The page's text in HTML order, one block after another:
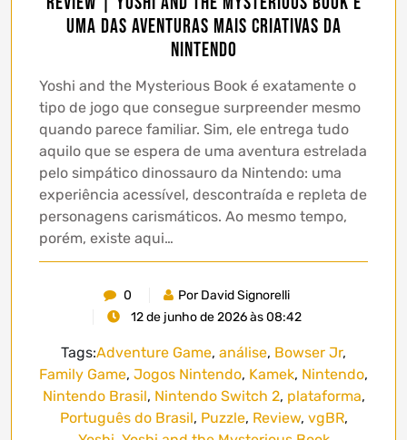
uma das aventuras mais criativas da
Nintendo
Yoshi and the Mysterious Book é exatamente o
tipo de jogo que consegue surpreender mesmo
quando parece familiar. Sim, ele entrega tudo
aquilo que se espera de uma aventura estrelada
pelo simpático dinossauro da Nintendo: uma
experiência acessível, descontraída e repleta de
personagens carismáticos. Ao mesmo tempo,
porém, existe aqui…
0
Por David Signorelli
12 de junho de 2026 às 08:42
Tags:Adventure Game, análise, Bowser Jr,
Family Game, Jogos Nintendo, Kamek, Nintendo,
Nintendo Brasil, Nintendo Switch 2, plataforma,
Português do Brasil, Puzzle, Review, vgBR,